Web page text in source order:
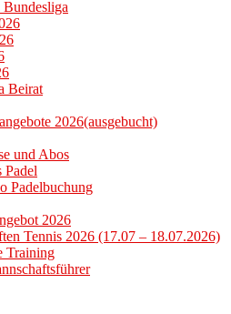
Bundesliga
Beirat
2026(ausgebucht)
und Abos
Padel
Padelbuchung
2026
Tennis 2026 (17.07 – 18.07.2026)
Training